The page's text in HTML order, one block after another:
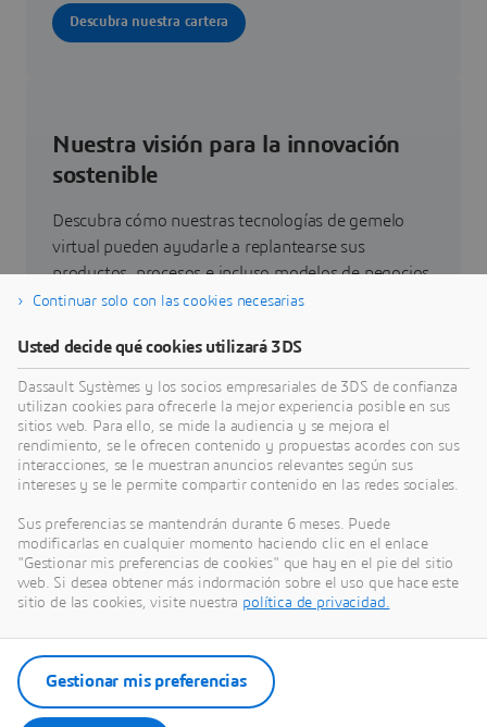
Descubra nuestra cartera
Nuestra visión para la innovación
sostenible
Descubra cómo nuestras tecnologías de gemelo
virtual pueden ayudarle a replantearse sus
productos, procesos e incluso modelos de negocios
que permitan conseguir unas innovaciones
Ir a sostenibilidad
Últimas novedades
Acceso a todas las notas de prensa y recursos de
redes sociales de Dassault Systèmes.
Entre en nuestra sala de redacción
Continuar solo con las cookies necesarias
Usted decide qué cookies utilizará 3DS
Dassault Systèmes y los socios empresariales de 3DS de confianza
utilizan cookies para ofrecerle la mejor experiencia posible en sus
sitios web. Para ello, se mide la audiencia y se mejora el
rendimiento, se le ofrecen contenido y propuestas acordes con sus
interacciones, se le muestran anuncios relevantes según sus
intereses y se le permite compartir contenido en las redes sociales.
Sus preferencias se mantendrán durante 6 meses. Puede
modificarlas en cualquier momento haciendo clic en el enlace
"Gestionar mis preferencias de cookies" que hay en el pie del sitio
web. Si desea obtener más indormación sobre el uso que hace este
sitio de las cookies, visite nuestra política de privacidad.
Gestionar mis preferencias